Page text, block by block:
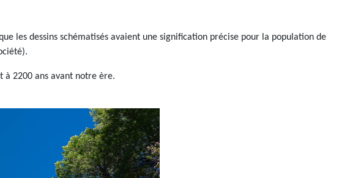
les dessins schématisés avaient une signification précise pour la population de
à 2200 ans avant notre ère.